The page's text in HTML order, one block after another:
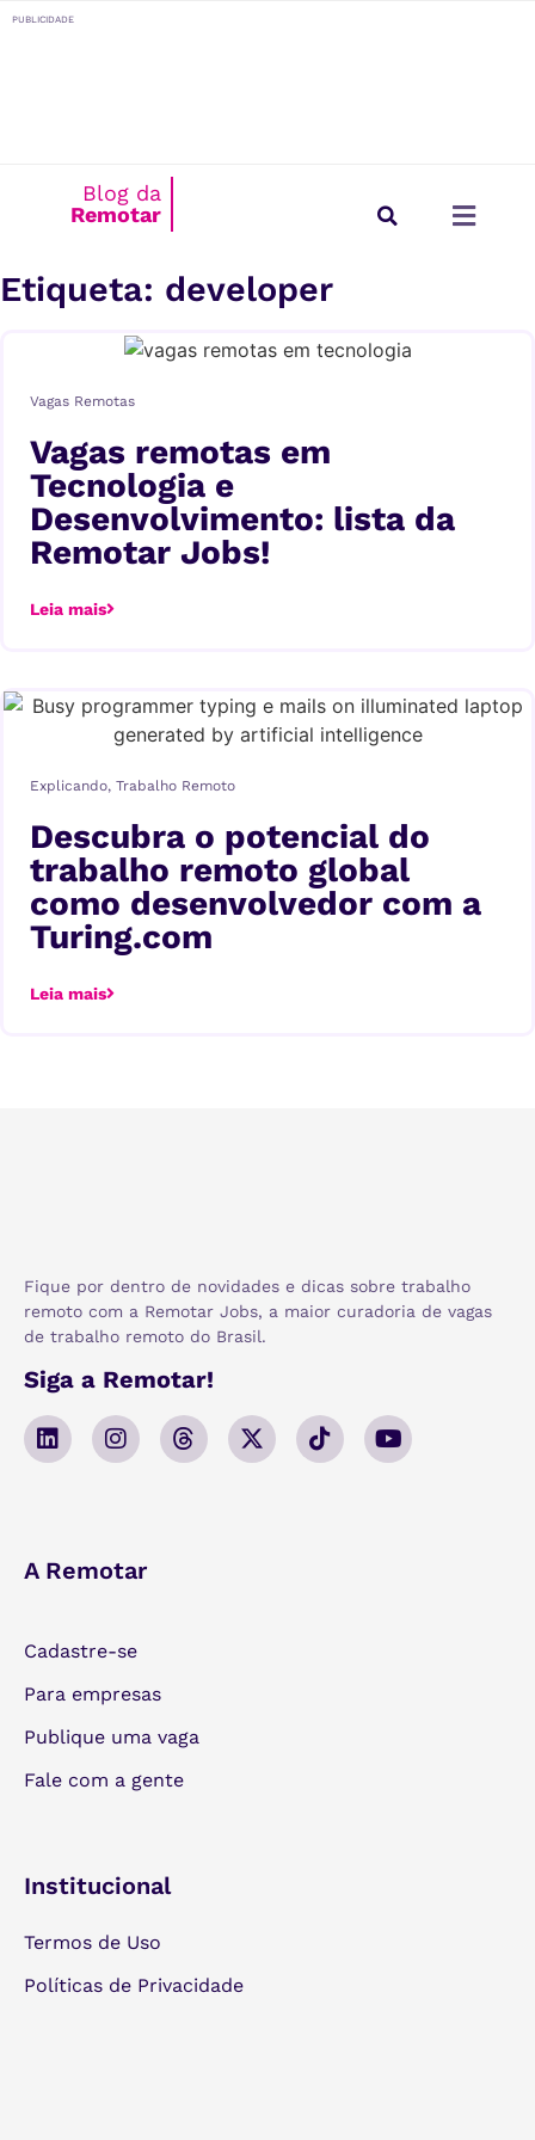
conteúdo
PUBLICIDADE
Blog da
Remotar
Etiqueta: developer
Vagas Remotas
Vagas remotas em
Tecnologia e
Desenvolvimento: lista da
Remotar Jobs!
Leia mais
Explicando,Trabalho Remoto
Descubra o potencial do
trabalho remoto global
como desenvolvedor com a
Turing.com
Leia mais
Fique por dentro de novidades e dicas sobre trabalho
remoto com a Remotar Jobs, a maior curadoria de vagas
de trabalho remoto do Brasil.
Siga a Remotar!
A Remotar
Cadastre-se
Para empresas
Publique uma vaga
Fale com a gente
Institucional
Termos de Uso
Políticas de Privacidade